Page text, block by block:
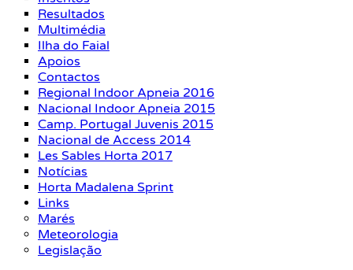
Resultados
Multimédia
Ilha do Faial
Apoios
Contactos
Regional Indoor Apneia 2016
Nacional Indoor Apneia 2015
Camp. Portugal Juvenis 2015
Nacional de Access 2014
Les Sables Horta 2017
Notícias
Horta Madalena Sprint
Links
Marés
Meteorologia
Legislação